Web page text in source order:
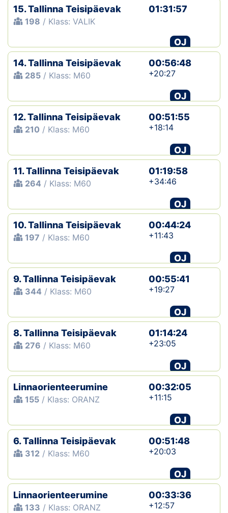
Kalender
Tule klubisse!
Tulemused
Dokumendid
Klubid
Suletud maastikud
Püsirajad
Koolitused
OTSI
15. Tallinna Teisipäevak
198 / Klass: VALIK
01:31:57
OJ
14. Tallinna Teisipäevak
285 / Klass: M60
00:56:48
+20:27
OJ
12. Tallinna Teisipäevak
210 / Klass: M60
00:51:55
+18:14
OJ
11. Tallinna Teisipäevak
264 / Klass: M60
01:19:58
+34:46
OJ
10. Tallinna Teisipäevak
197 / Klass: M60
00:44:24
+11:43
OJ
9. Tallinna Teisipäevak
344 / Klass: M60
00:55:41
+19:27
OJ
8. Tallinna Teisipäevak
276 / Klass: M60
01:14:24
+23:05
OJ
Linnaorienteerumine
155 / Klass: ORANZ
00:32:05
+11:15
OJ
6. Tallinna Teisipäevak
312 / Klass: M60
00:51:48
+20:03
OJ
Linnaorienteerumine
133 / Klass: ORANZ
00:33:36
+12:57